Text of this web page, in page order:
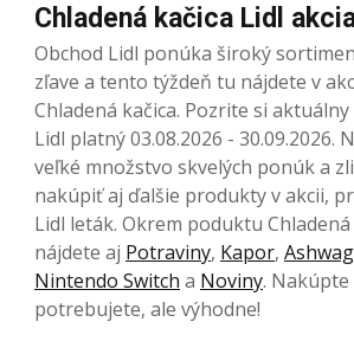
Chladená kačica Lidl
Obchod Lidl ponúka široký
zľave a tento týždeň tu nájdete v
Chladená kačica. Pozrite si
Lidl platný 03.08.2026 - 30.09.2026.
veľké množstvo skvelých ponúk a
nakúpiť aj ďalšie produkty v akcii,
Lidl leták. Okrem poduktu
nájdete aj Potraviny, Kapor,
Nintendo Switch a Noviny.
potrebujete, ale výhodne!